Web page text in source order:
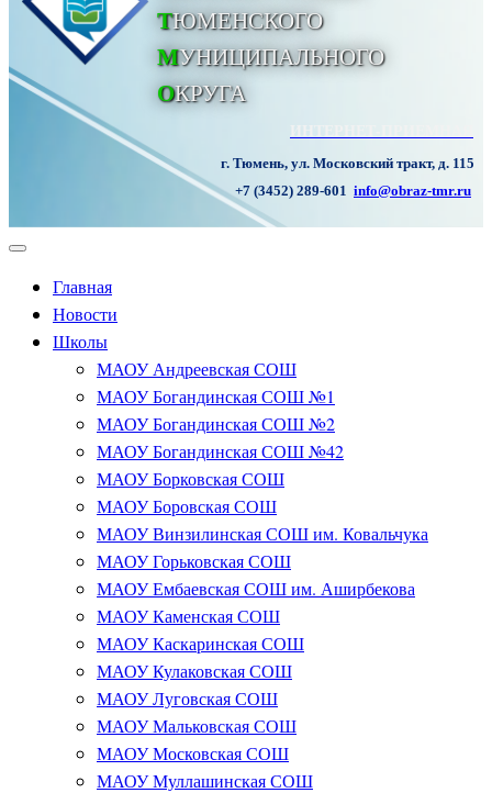
ТЮМЕНСКОГО
МУНИЦИПАЛЬНОГО
ОКРУГА
ИНТЕРНЕТ-ПРИЕМНАЯ
г. Тюмень, ул. Московский тракт, д. 115
+7 (3452) 289-601 info@obraz-tmr.ru
Главная
Новости
Школы
МАОУ Андреевская СОШ
МАОУ Богандинская СОШ №1
МАОУ Богандинская СОШ №2
МАОУ Богандинская СОШ №42
МАОУ Борковская СОШ
МАОУ Боровская СОШ
МАОУ Винзилинская СОШ им. Ковальчука
МАОУ Горьковская СОШ
МАОУ Ембаевская СОШ им. Аширбекова
МАОУ Каменская СОШ
МАОУ Каскаринская СОШ
МАОУ Кулаковская СОШ
МАОУ Луговская СОШ
МАОУ Мальковская СОШ
МАОУ Московская СОШ
МАОУ Муллашинская СОШ